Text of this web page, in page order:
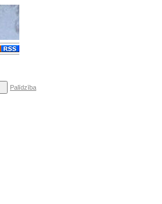
Palīdzība